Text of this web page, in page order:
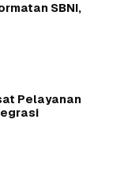
SBNI,
Pelayanan